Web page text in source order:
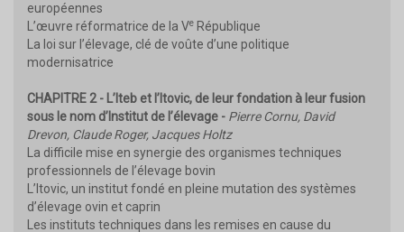
européennes
L’œuvre réformatrice de la Ve République
La loi sur l’élevage, clé de voûte d’une politique
modernisatrice
CHAPITRE 2 - L’Iteb et l’Itovic, de leur fondation à leur fusion
sous le nom d’Institut de l’élevage - Pierre Cornu, David
Drevon, Claude Roger, Jacques Holtz
La difficile mise en synergie des organismes techniques
professionnels de l’élevage bovin
L’Itovic, un institut fondé en pleine mutation des systèmes
d’élevage ovin et caprin
Les instituts techniques dans les remises en cause du